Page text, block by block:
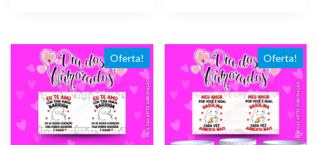
Oferta! Oferta!